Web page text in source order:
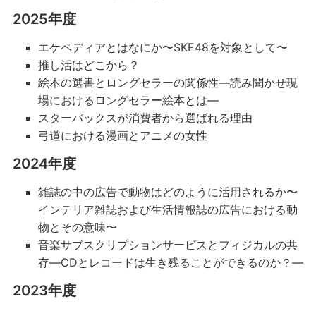
2025年度
エケペディアとはなにか〜SKE48を対象として〜
推し活はどこから？
絵本の選書とロングセラーの関係性―読み聞かせ現
場におけるロングセラー絵本とは―
スターバックスが消費者から選ばれる理由
弓道における漫画とアニメの女性
2024年度
雑誌の中の広告で動物はどのように活⽤されるか〜
インテリア雑誌および⽣活情報誌の広告における動
物とその意味〜
音楽サブスクリプションサービスとフィジカルの共
存―CDとレコードは生き残ることができるのか？―
2023年度